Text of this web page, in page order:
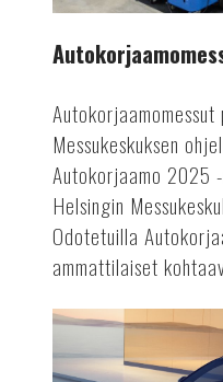
Messukeskuksen
Autokorjaamo 2025
Helsingin
Odotetuilla
ammattilaiset
Sähköautoalalle
osaamista